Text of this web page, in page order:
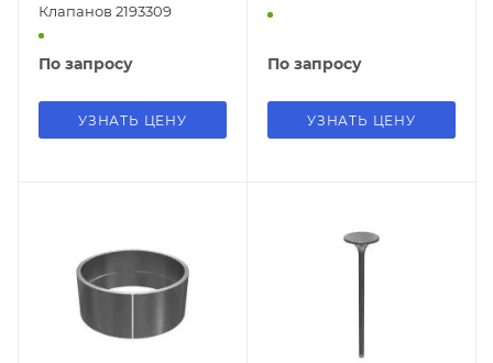
Клапанов 2193309
По запросу
УЗНАТЬ ЦЕНУ
По запросу
УЗНАТЬ ЦЕНУ